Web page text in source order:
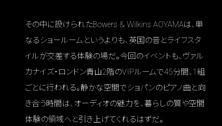
その中に設けられたBowers & Wilkins AOYAMAは、単
なるショールームというよりも、英国の音とライフスタ
イルが交差する体験の場だ。今回のイベントも、ヴァル
カナイズ・ロンドン青山2階のVIPルームで45分間、1組
ごとに行われる。静かな空間でショパンのピアノ曲と向
き合う時間は、オーディオの魅力を、暮らしの質や空間
体験の領域へと引き上げてくれるはずだ。